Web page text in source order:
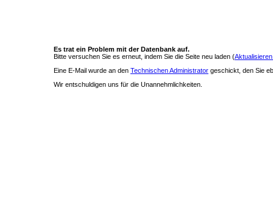
Es trat ein Problem mit der Datenbank auf.
Bitte versuchen Sie es erneut, indem Sie die Seite neu laden (
Eine E-Mail wurde an den Technischen Administrator geschickt, den Sie
Wir entschuldigen uns für die Unannehmlichkeiten.